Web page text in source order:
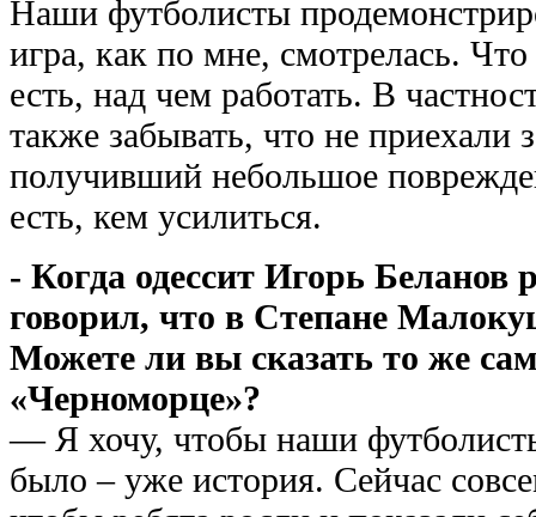
Наши футболисты
игра, как по мне, смотрелась. Что
есть, над чем работать. В
также забывать, что не
получивший небольшое
есть, кем усилиться.
- Когда одессит Игорь Беланов
говорил, что в Степане
Можете ли вы сказать то же
«Черноморце»?
— Я хочу, чтобы наши
было – уже история. Сейчас